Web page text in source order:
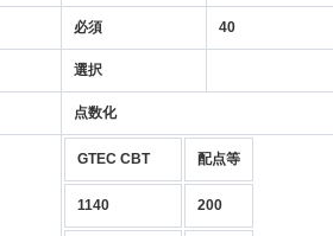
必須 40
選択
点数化
GTEC CBT 配点等
1140 200